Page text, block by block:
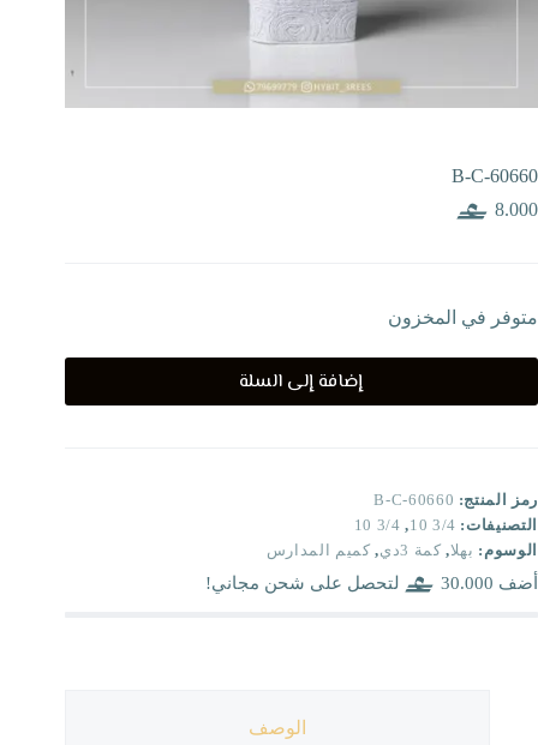
B-C-60660
8.000
متوفر في المخزون
إضافة إلى السلة
رمز المنتج: B-C-60660
التصنيفات: 3/4 10
,
3/4 10
الوسوم: بهلا, كمة 3دي , كميم المدارس
أضف 30.000 لتحصل على شحن مجاني!
الوصف